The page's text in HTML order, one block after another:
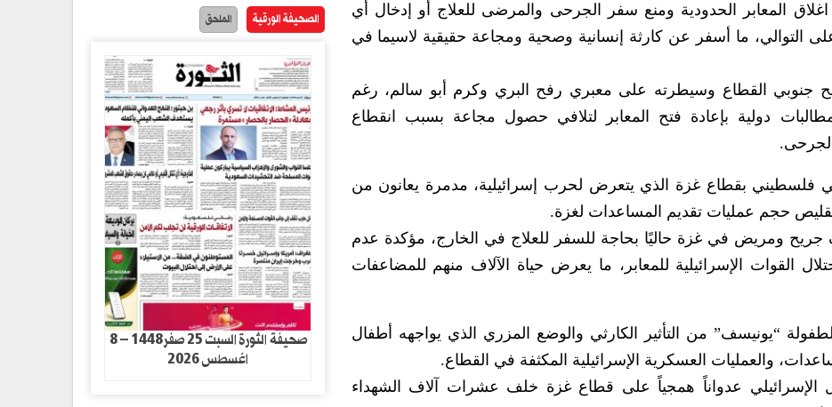
المعابر الحدودية ومنع سفر الجرحى والمرضى للعلاج أو إدخال أي
إنسانية لقطاع غزة لليوم الـ83 على التوالي، ما أسفر عن كارثة إنسانية وصحية ومجاعة حقيقية لاسيما في
رفح جنوبي القطاع وسيطرته على معبري رفح البري وكرم أبو سالم، رغم
دولية بإعادة فتح المعابر لتلافي حصول مجاعة بسبب انقطاع
فلسطيني بقطاع غزة الذي يتعرض لحرب إسرائيلية، مدمرة يعانون من
تقليص حجم عمليات تقديم المساعدات لغزة.
وزارة الصحة قالت، إن نحو 20 ألف جريح ومريض في غزة حاليًا بحاجة للسفر للعلاج في الخارج، مؤكدة عدم
القوات الإسرائيلية للمعابر، ما يعرض حياة الآلاف منهم للمضاعفات
“يونيسف” من التأثير الكارثي والوضع المزري الذي يواجهه أطفال
والعمليات العسكرية الإسرائيلية المكثفة في القطاع.
يشن الاحتلال الإسرائيلي عدواناً همجياً على قطاع غزة خلف عشرات آلاف الشهداء
الصحيفة الورقية الملحق
صحيفة الثورة السبت 25 صفر1448 – 8
اغسطس 2026